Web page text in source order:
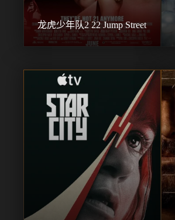
龙虎少年队2 22 Jump Street